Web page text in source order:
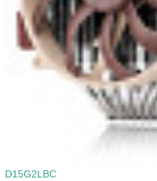
D15G2LBC